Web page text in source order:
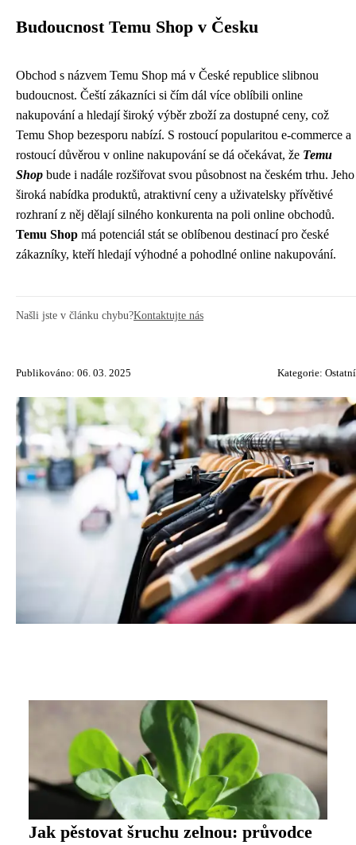
Budoucnost Temu Shop v Česku
Obchod s názvem Temu Shop má v České republice slibnou
budoucnost. Čeští zákazníci si čím dál více oblíbili online
nakupování a hledají široký výběr zboží za dostupné ceny, což
Temu Shop bezesporu nabízí. S rostoucí popularitou e-commerce a
rostoucí důvěrou v online nakupování se dá očekávat, že Temu
Shop bude i nadále rozšiřovat svou působnost na českém trhu. Jeho
široká nabídka produktů, atraktivní ceny a uživatelsky přívětivé
rozhraní z něj dělají silného konkurenta na poli online obchodů.
Temu Shop má potenciál stát se oblíbenou destinací pro české
zákazníky, kteří hledají výhodné a pohodlné online nakupování.
Našli jste v článku chybu?Kontaktujte nás
Publikováno: 06. 03. 2025 Kategorie: Ostatní
Jak pěstovat šruchu zelnou: průvodce